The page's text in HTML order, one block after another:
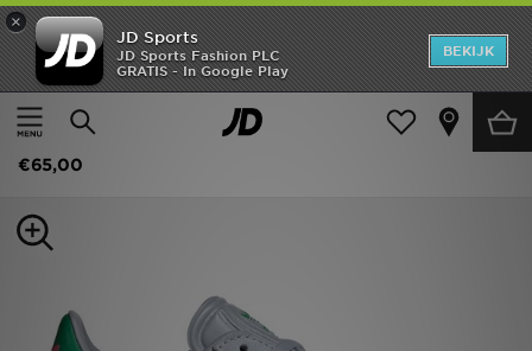
×
JD Sports
JD Sports Fashion PLC
GRATIS - In Google Play
BEKIJK
Thuis
Kids Kinderschoenen (Maten 28-35) Alle Sneakers
adidas Originals Gazelle Children
€65,00
New In
Heren
Collecties
Merken